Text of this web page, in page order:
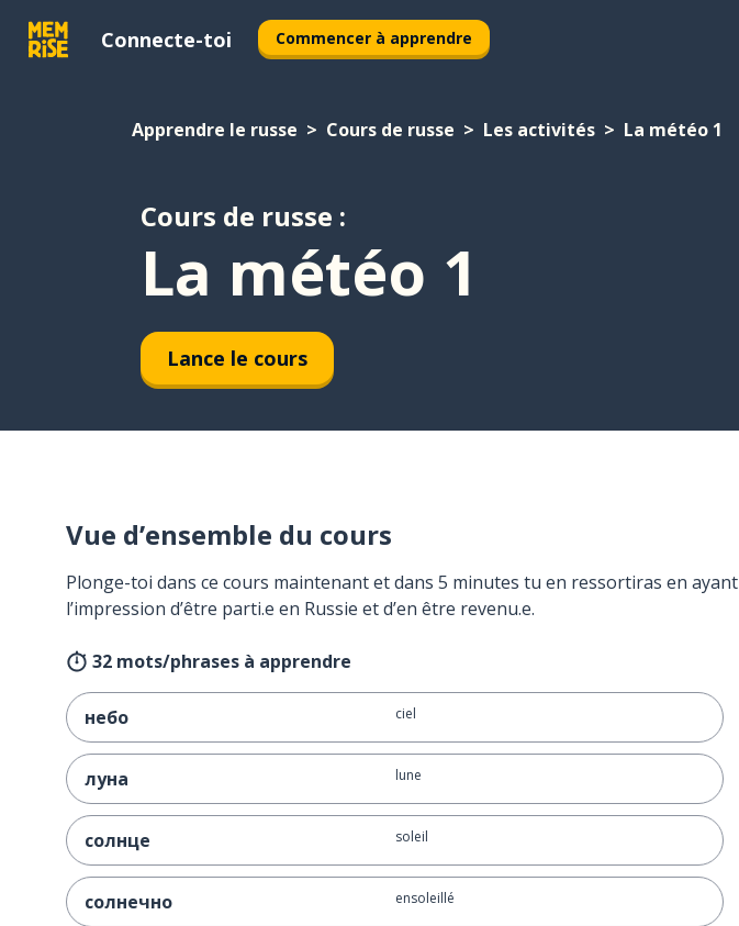
Connecte-toi Commencer à apprendre
Apprendre le russe Cours de russe Les activités La météo 1
Cours de russe :
La météo 1
Lance le cours
Vue d’ensemble du cours
Plonge-toi dans ce cours maintenant et dans 5 minutes tu en ressortiras en ayant
l’impression d’être parti.e en Russie et d’en être revenu.e.
32 mots/phrases à apprendre
небо ciel
луна lune
солнце soleil
солнечно ensoleillé